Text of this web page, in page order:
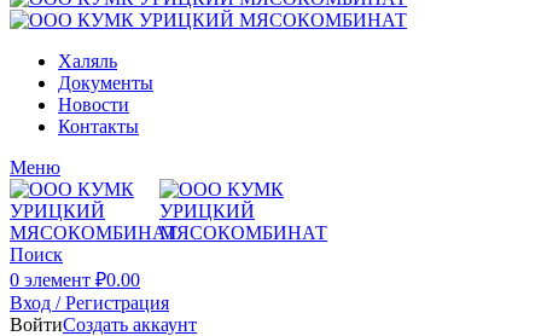
Халяль
Документы
Новости
Контакты
Меню
Поиск
0 элемент ₽0.00
Вход / Регистрация
ВойтиСоздать аккаунт